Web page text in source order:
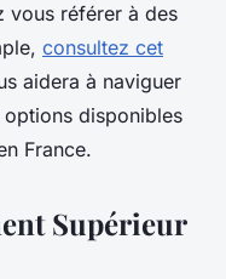
vous référer à des
consultez cet
aidera à naviguer
disponibles
France.
Supérieur